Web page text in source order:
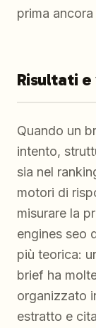
prima
Risultati
Quando un
intento,
sia nel
motori di
misurare la
engines seo
più teorica:
brief ha
organizzato
estratto e